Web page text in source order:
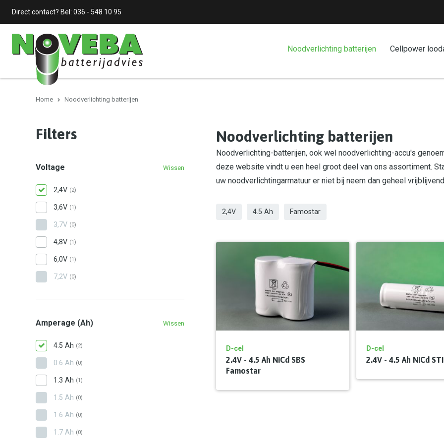
Direct contact? Bel: 036 - 548 10 95
Noodverlichting batterijen Cellpower
Home Noodverlichting batterijen
Noodverlichting batterijen
Noodverlichting-batterijen, ook wel noodverlichting-accu's
deze website vindt u een heel groot deel van ons assortiment.
uw noodverlichtingarmatuur er niet bij neem dan geheel
2,4V 4.5 Ah Famostar
D-cel
2.4V - 4.5 Ah NiCd SBS
Famostar
D-cel
2.4V - 4.5 Ah NiCd
Filters
Voltage Wissen
2,4V (2)
3,6V (1)
3,7V (0)
4,8V (1)
6,0V (1)
7,2V (0)
Amperage (Ah) Wissen
4.5 Ah (2)
0.6 Ah (0)
1.3 Ah (1)
1.5 Ah (0)
1.6 Ah (0)
1.7 Ah (0)